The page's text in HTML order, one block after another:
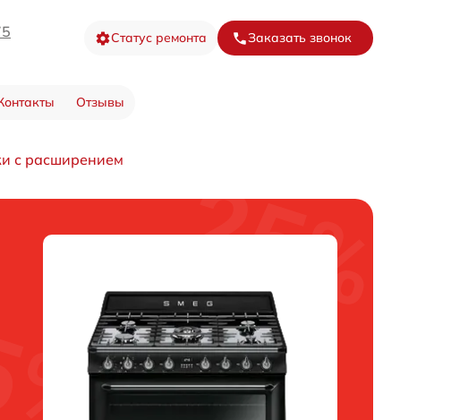
Статус ремонта Заказать звонок
Отзывы
с расширением